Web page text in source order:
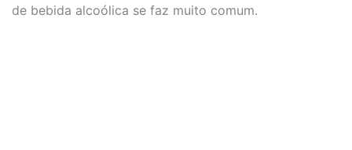
de bebida alcoólica se faz muito comum.